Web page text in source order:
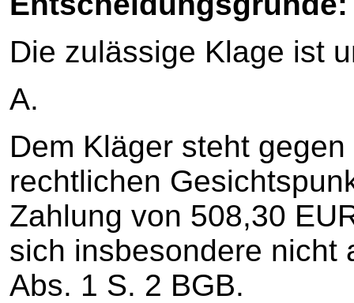
Die zulässige Klage ist
A.
Dem Kläger steht
rechtlichen
Zahlung von 508,30
sich insbesondere nicht
Abs. 1 S. 2 BGB.